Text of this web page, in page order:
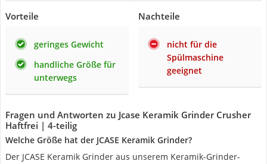
Vorteile
geringes Gewicht
handliche Größe für
unterwegs
Nachteile
nicht für die
Spülmaschine
geeignet
Fragen und Antworten zu Jcase Keramik Grinder Crusher
Haftfrei | 4-teilig
Welche Größe hat der JCASE Keramik Grinder?
Der JCASE Keramik Grinder aus unserem Keramik-Grinder-